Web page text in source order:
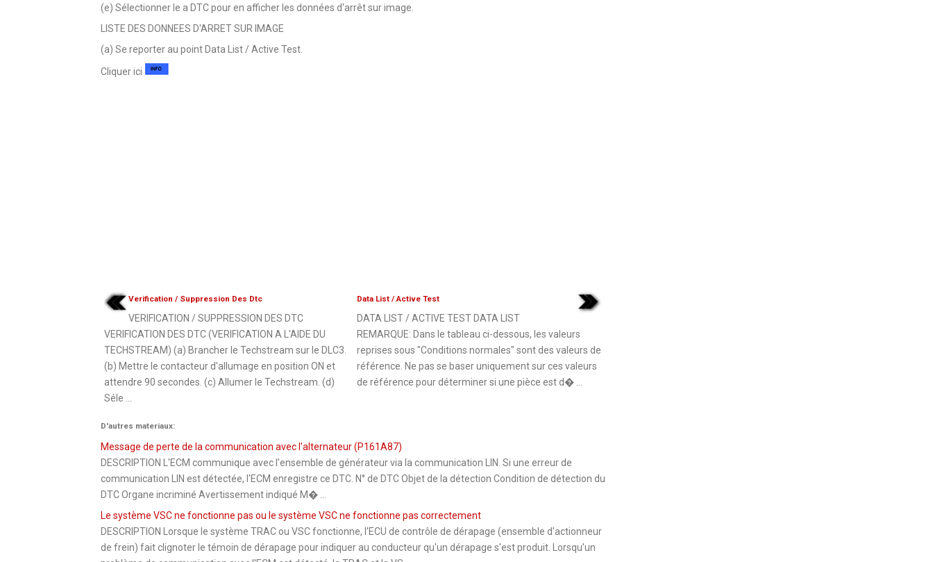
(e) Sélectionner le a DTC pour en afficher les données d'arrêt sur image.
LISTE DES DONNEES D'ARRET SUR IMAGE
(a) Se reporter au point Data List / Active Test.
Cliquer ici
Verification / Suppression Des Dtc
VERIFICATION / SUPPRESSION DES DTC
VERIFICATION DES DTC (VERIFICATION A L'AIDE DU
TECHSTREAM) (a) Brancher le Techstream sur le DLC3.
(b) Mettre le contacteur d'allumage en position ON et
attendre 90 secondes. (c) Allumer le Techstream. (d)
Séle ...
Data List / Active Test
DATA LIST / ACTIVE TEST DATA LIST
REMARQUE: Dans le tableau ci-dessous, les valeurs
reprises sous "Conditions normales" sont des valeurs de
référence. Ne pas se baser uniquement sur ces valeurs
de référence pour déterminer si une pièce est d� ...
D'autres materiaux:
Message de perte de la communication avec l'alternateur (P161A87)
DESCRIPTION L'ECM communique avec l'ensemble de générateur via la communication LIN. Si une erreur de
communication LIN est détectée, l'ECM enregistre ce DTC. N° de DTC Objet de la détection Condition de détection du
DTC Organe incriminé Avertissement indiqué M� ...
Le système VSC ne fonctionne pas ou le système VSC ne fonctionne pas correctement
DESCRIPTION Lorsque le système TRAC ou VSC fonctionne, l'ECU de contrôle de dérapage (ensemble d'actionneur
de frein) fait clignoter le témoin de dérapage pour indiquer au conducteur qu'un dérapage s'est produit. Lorsqu'un